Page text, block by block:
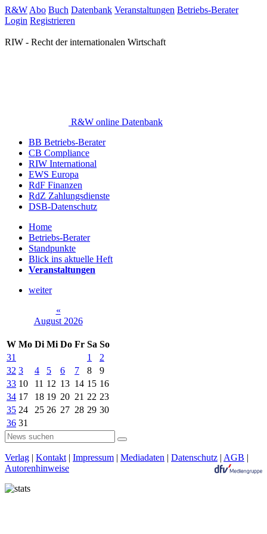
R&W Abo Buch Datenbank Veranstaltungen Betriebs-Berater
Login Registrieren
RIW - Recht der internationalen Wirtschaft
R&W online Datenbank
BB Betriebs-Berater
CB Compliance
RIW International
EWS Europa
RdF Finanzen
RdZ Zahlungsdienste
DSB-Datenschutz
Home
Betriebs-Berater
Standpunkte
Blick ins aktuelle Heft
Veranstaltungen
weiter
«
August 2026
W Mo Di Mi Do Fr Sa So
31
1
2
32 3 4 5 6 7 8
9
33 10 11 12 13 14 15 16
34 17 18 19 20 21 22 23
35 24 25 26 27 28 29 30
36 31
Verlag | Kontakt | Impressum | Mediadaten | Datenschutz | AGB |
Autorenhinweise